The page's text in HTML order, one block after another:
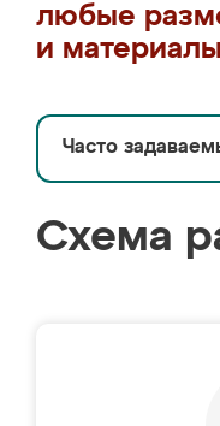
любые
и материалы
Часто
Схема